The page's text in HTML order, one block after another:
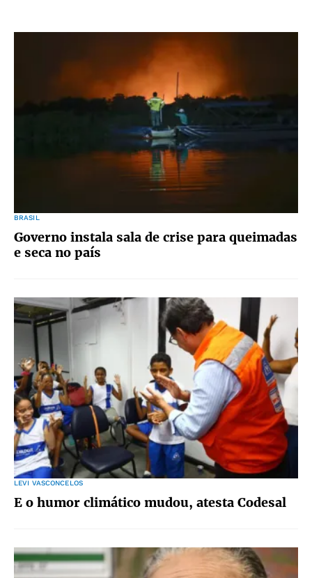
BRASIL
Governo instala sala de crise para queimadas
e seca no país
LEVI VASCONCELOS
E o humor climático mudou, atesta Codesal